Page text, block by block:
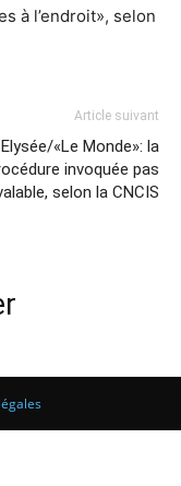
à l’endroit», selon
Article suivant
Elysée/«Le Monde»: la
invoquée pas
selon la CNCIS